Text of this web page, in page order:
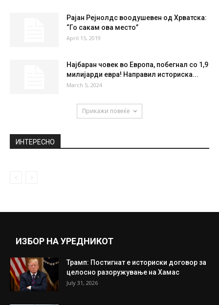
Рајан Рејнолдс воодушевен од Хрватска:
“Го сакам ова место”
April 15, 2019
Најбаран човек во Европа, побегнал со 1,9
милијарди евра! Направил историска...
March 5, 2024
Прикажи повеќе
ИНТЕРЕСНО
ИЗБОР НА УРЕДНИКОТ
Трамп: Постигнат е историски договор за
целосно разоружување на Хамас
July 31, 2026